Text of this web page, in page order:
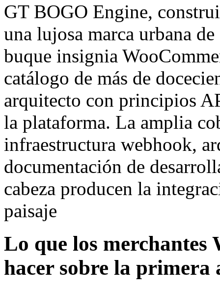
GT BOGO Engine,
una lujosa marca urbana
buque insignia
catálogo de más de
arquitecto con principios
la plataforma. La amplia
infraestructura webhook,
documentación de
cabeza producen la
paisaje
Lo que los merchantes
hacer sobre la primera